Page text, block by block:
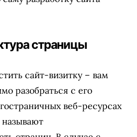
страницы
сайт-визитку – вам
разобраться с его
веб-ресурсах
называют